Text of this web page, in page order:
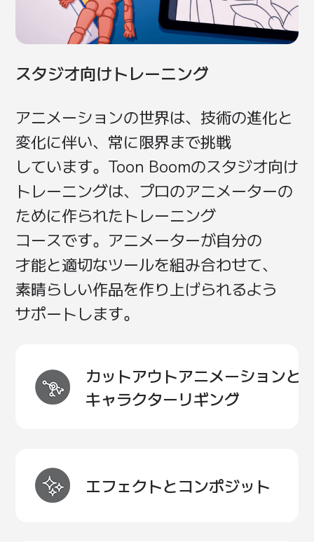
スタジオ向けトレーニング
アニメーションの世界は、 技術の進化と
変化に伴い、 常に限界まで挑戦
しています。 Toon Boomのスタジオ向け
トレーニングは、 プロのアニメーターの
ために作られた トレーニング
コースです。 アニメーターが自分の
才能と適切なツールを組み合わせて、
素晴らしい作品を作り上げられるよう
サポートします。
カットアウトアニメーションと
キャラクターリギング
エフェクトとコンポジット